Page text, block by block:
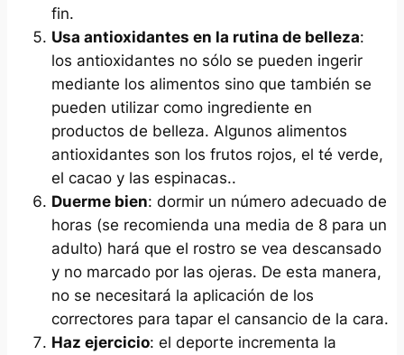
fin.
Usa antioxidantes en la rutina de belleza:
los antioxidantes no sólo se pueden ingerir
mediante los alimentos sino que también se
pueden utilizar como ingrediente en
productos de belleza. Algunos alimentos
antioxidantes son los frutos rojos, el té verde,
el cacao y las espinacas..
Duerme bien: dormir un número adecuado de
horas (se recomienda una media de 8 para un
adulto) hará que el rostro se vea descansado
y no marcado por las ojeras. De esta manera,
no se necesitará la aplicación de los
correctores para tapar el cansancio de la cara.
Haz ejercicio: el deporte incrementa la